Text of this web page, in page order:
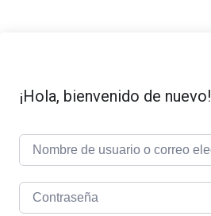
¡Hola, bienvenido de nuevo!